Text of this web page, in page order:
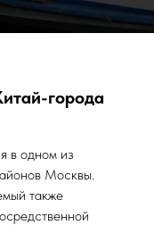
города
в одном из
Москвы.
также